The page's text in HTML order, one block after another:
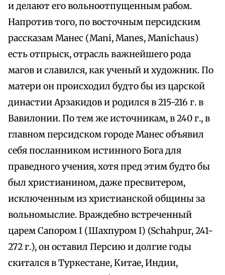
и делают его вольноотпущенным рабом.
Напротив того, по восточным персидским
рассказам Манес (Mani, Manes, Manichaus)
есть отпрыск, отрасль важнейшего рода
магов и славился, как ученый и художник. По
матери он происходил будто бы из царской
династии Арзакидов и родился в 215-216 г. в
Вавилонии. По тем же источникам, в 240 г., в
главном персидском городе Манес объявил
себя посланником истинного Бога для
праведного учения, хотя пред этим будто бы
был христианином, даже пресвитером,
исключенным из христианской общины за
вольномыслие. Враждебно встреченный
царем Сапoром I (Шахпуром I) (Schahpur, 241-
272 г.), он оставил Персию и долгие годы
скитался в Туркестане, Китае, Индии,